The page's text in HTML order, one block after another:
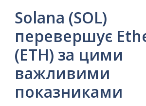
Solana (SOL)
перевершує
(ETH) за цими
важливими
показниками